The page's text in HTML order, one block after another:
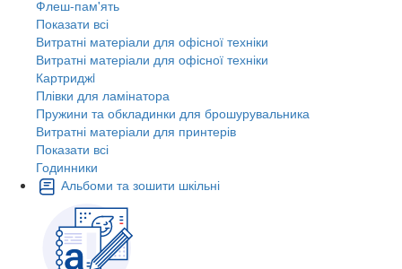
Флеш-пам'ять
Показати всі
Витратні матеріали для офісної техніки
Витратні матеріали для офісної техніки
Картриджi
Плівки для ламінатора
Пружини та обкладинки для брошурувальника
Витратні матеріали для принтерів
Показати всі
Годинники
Альбоми та зошити шкільні